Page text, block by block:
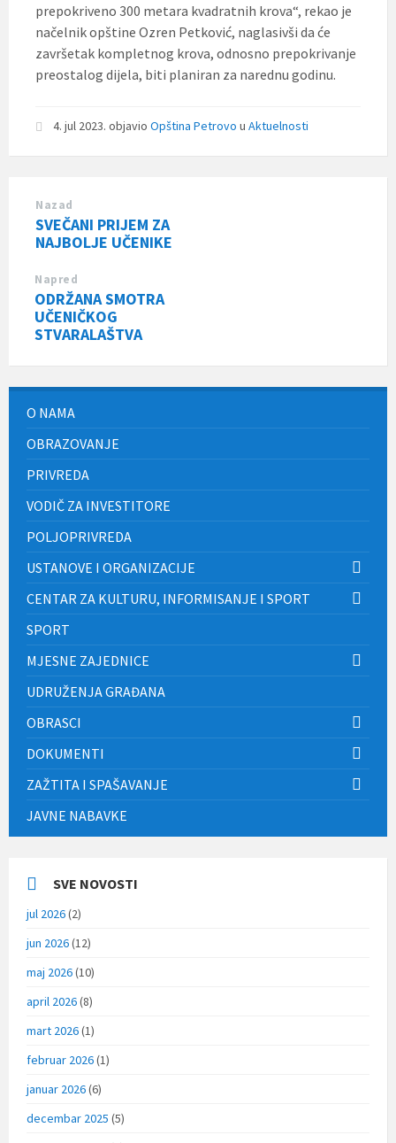
prepokriveno 300 metara kvadratnih krova“, rekao je
načelnik opštine Ozren Petković, naglasivši da će
završetak kompletnog krova, odnosno prepokrivanje
preostalog dijela, biti planiran za narednu godinu.
4. jul 2023. objavio Opština Petrovo u Aktuelnosti
Nazad
SVEČANI PRIJEM ZA
NAJBOLJE UČENIKE
Napred
ODRŽANA SMOTRA
UČENIČKOG
STVARALAŠTVA
O NAMA
OBRAZOVANJE
PRIVREDA
VODIČ ZA INVESTITORE
POLJOPRIVREDA
USTANOVE I ORGANIZACIJE
CENTAR ZA KULTURU, INFORMISANJE I SPORT
SPORT
MJESNE ZAJEDNICE
UDRUŽENJA GRAĐANA
OBRASCI
DOKUMENTI
ZAŽTITA I SPAŠAVANJE
JAVNE NABAVKE
SVE NOVOSTI
jul 2026(2)
jun 2026(12)
maj 2026(10)
april 2026(8)
mart 2026(1)
februar 2026(1)
januar 2026(6)
decembar 2025 (5)